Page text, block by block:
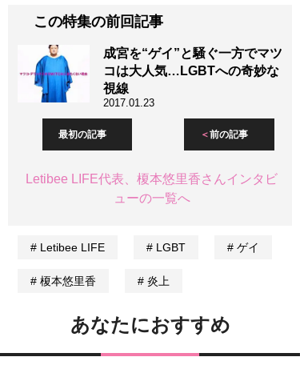
この特集の前回記事
成宮を“ゲイ”と騒ぐ一方でマツ
コは大人気…LGBTへの奇妙な
視線
2017.01.23
最初の記事 前の記事
Letibee LIFE代表、榎本悠里香さんインタビ
ューの一覧へ
Letibee LIFE LGBT ゲイ
榎本悠里香 炎上
あなたにおすすめ